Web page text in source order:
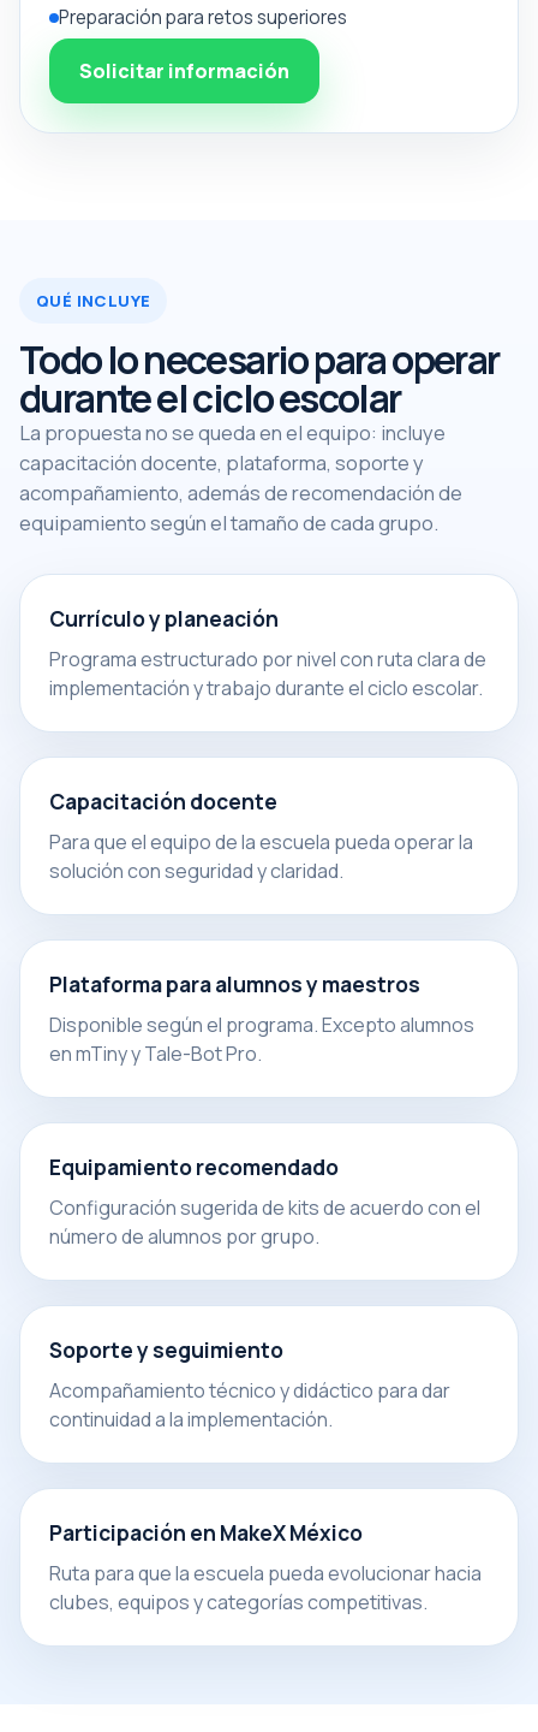
Preparación para retos superiores
Solicitar información
QUÉ INCLUYE
Todo lo necesario para operar
durante el ciclo escolar
La propuesta no se queda en el equipo: incluye
capacitación docente, plataforma, soporte y
acompañamiento, además de recomendación de
equipamiento según el tamaño de cada grupo.
Currículo y planeación
Programa estructurado por nivel con ruta clara de
implementación y trabajo durante el ciclo escolar.
Capacitación docente
Para que el equipo de la escuela pueda operar la
solución con seguridad y claridad.
Plataforma para alumnos y maestros
Disponible según el programa. Excepto alumnos
en mTiny y Tale-Bot Pro.
Equipamiento recomendado
Configuración sugerida de kits de acuerdo con el
número de alumnos por grupo.
Soporte y seguimiento
Acompañamiento técnico y didáctico para dar
continuidad a la implementación.
Participación en MakeX México
Ruta para que la escuela pueda evolucionar hacia
clubes, equipos y categorías competitivas.